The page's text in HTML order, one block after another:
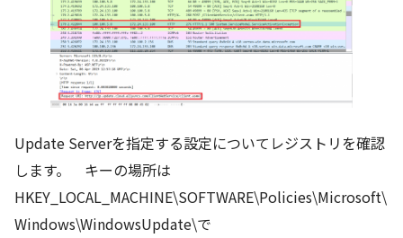
Update Serverを指定する設定についてレジストリを確認
します。 キーの場所は
HKEY_LOCAL_MACHINE\SOFTWARE\Policies\Microsoft\
Windows\WindowsUpdate\で